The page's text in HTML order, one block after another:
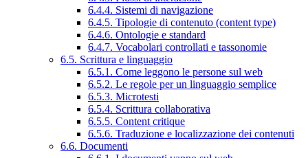
6.4.4. Sistemi di navigazione
6.4.5. Tipologie di contenuto (content type)
6.4.6. Ontologie e standard
6.4.7. Vocabolari controllati e tassonomie
6.5. Scrittura e linguaggio
6.5.1. Come leggono le persone sul web
6.5.2. Le regole per un linguaggio semplice
6.5.3. Microtesti
6.5.4. Scrittura collaborativa
6.5.5. Content critique
6.5.6. Traduzione e localizzazione dei contenuti
6.6. Documenti